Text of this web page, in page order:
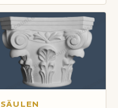
SÄULEN